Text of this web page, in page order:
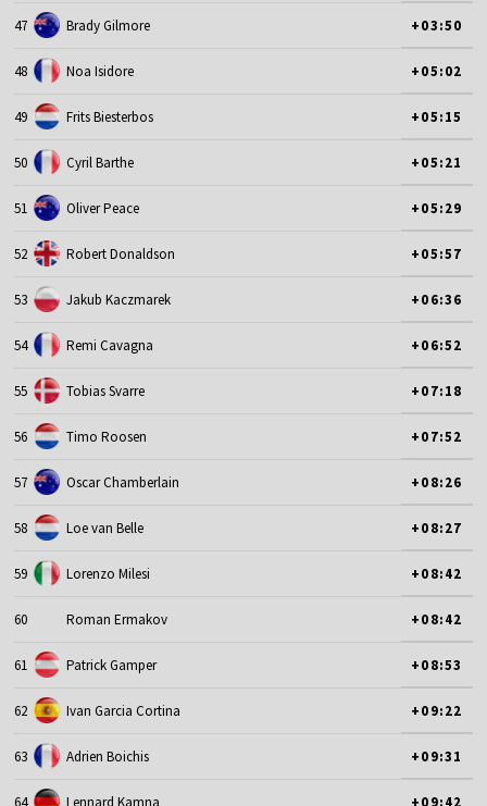
47 Brady Gilmore +03:50
48 Noa Isidore +05:02
49 Frits Biesterbos +05:15
50 Cyril Barthe +05:21
51 Oliver Peace +05:29
52 Robert Donaldson +05:57
53 Jakub Kaczmarek +06:36
54 Remi Cavagna +06:52
55 Tobias Svarre +07:18
56 Timo Roosen +07:52
57 Oscar Chamberlain +08:26
58 Loe van Belle +08:27
59 Lorenzo Milesi +08:42
60 Roman Ermakov +08:42
61 Patrick Gamper +08:53
62 Ivan Garcia Cortina +09:22
63 Adrien Boichis +09:31
64 Lennard Kamna +09:42